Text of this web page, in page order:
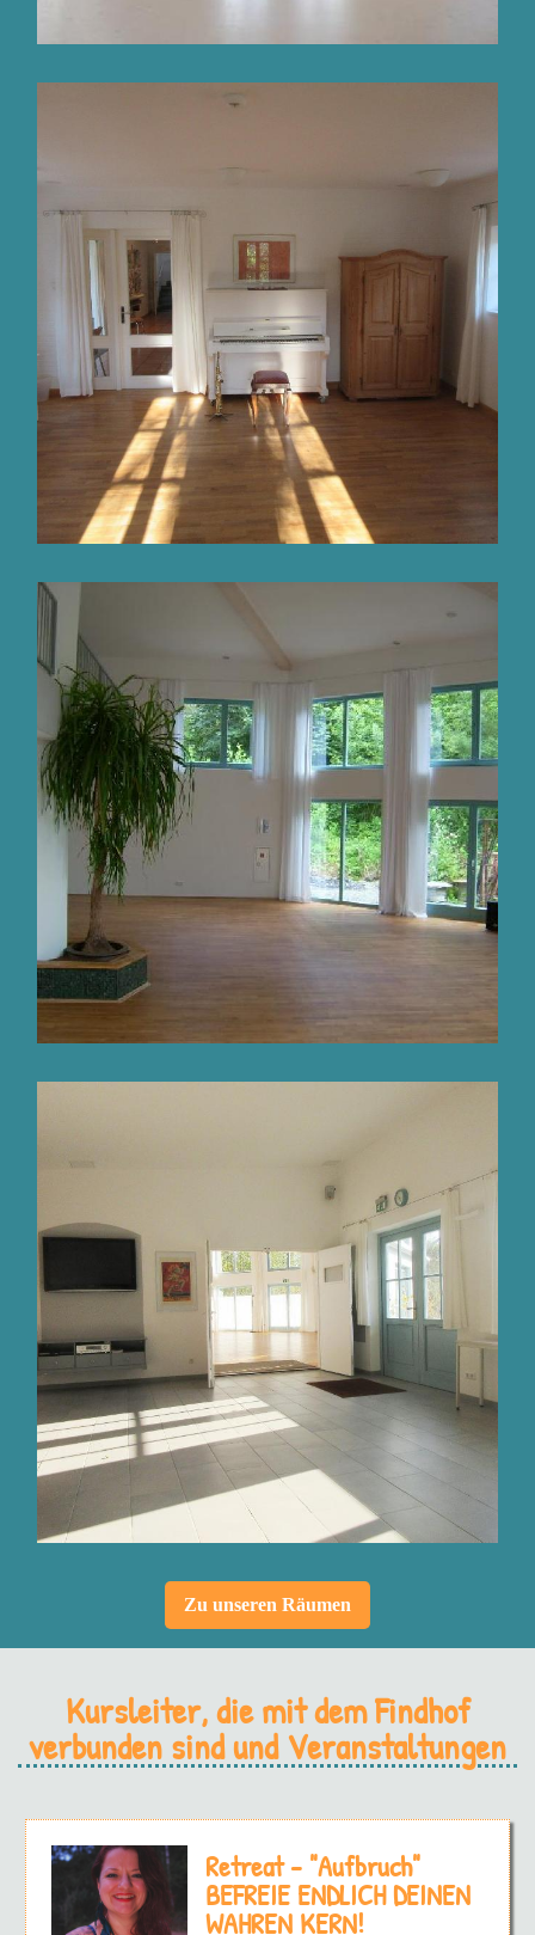
Zu unseren Räumen
Kursleiter, die mit dem Findhof
verbunden sind und Veranstaltungen
Retreat - "Aufbruch"
BEFREIE ENDLICH DEINEN
WAHREN KERN!